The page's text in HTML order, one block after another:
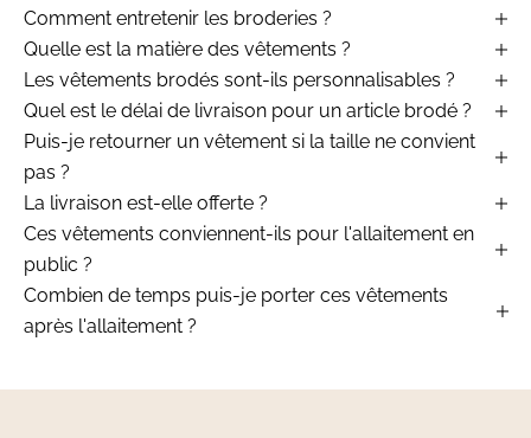
Comment entretenir les broderies ?
Quelle est la matière des vêtements ?
Les vêtements brodés sont-ils personnalisables ?
Quel est le délai de livraison pour un article brodé ?
Puis-je retourner un vêtement si la taille ne convient
pas ?
La livraison est-elle offerte ?
Ces vêtements conviennent-ils pour l'allaitement en
public ?
Combien de temps puis-je porter ces vêtements
après l'allaitement ?